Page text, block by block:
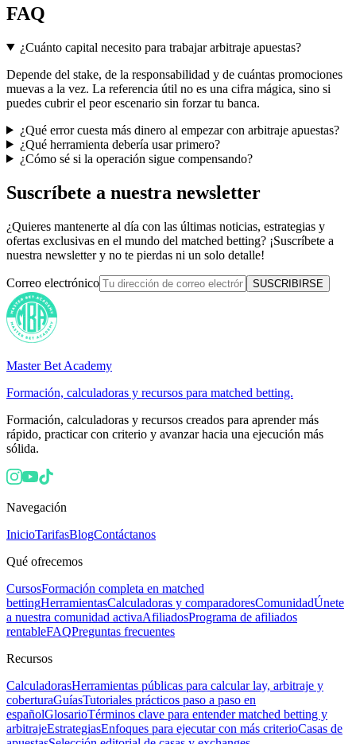
FAQ
¿Cuánto capital necesito para trabajar arbitraje apuestas?
Depende del stake, de la responsabilidad y de cuántas promociones
muevas a la vez. La referencia útil no es una cifra mágica, sino si
puedes cubrir el peor escenario sin forzar tu banca.
¿Qué error cuesta más dinero al empezar con arbitraje apuestas?
¿Qué herramienta debería usar primero?
¿Cómo sé si la operación sigue compensando?
Suscríbete a nuestra newsletter
¿Quieres mantenerte al día con las últimas noticias, estrategias y
ofertas exclusivas en el mundo del matched betting? ¡Suscríbete a
nuestra newsletter y no te pierdas ni un solo detalle!
Correo electrónico SUSCRIBIRSE
Master Bet Academy
Formación, calculadoras y recursos para matched betting.
Formación, calculadoras y recursos creados para aprender más
rápido, practicar con criterio y avanzar hacia una ejecución más
sólida.
Navegación
InicioTarifasBlogContáctanos
Qué ofrecemos
CursosFormación completa en matched
bettingHerramientasCalculadoras y comparadoresComunidadÚnete
a nuestra comunidad activaAfiliadosPrograma de afiliados
rentableFAQPreguntas frecuentes
Recursos
CalculadorasHerramientas públicas para calcular lay, arbitraje y
coberturaGuíasTutoriales prácticos paso a paso en
españolGlosarioTérminos clave para entender matched betting y
arbitrajeEstrategiasEnfoques para ejecutar con más criterioCasas de